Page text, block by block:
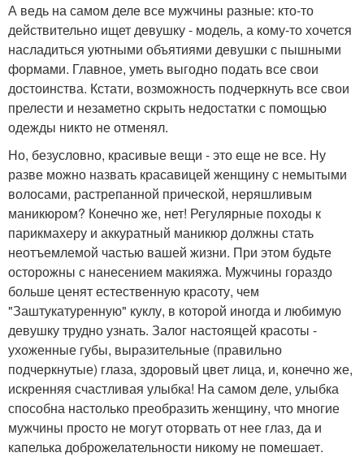
А ведь на самом деле все мужчины разные: кто-то
действительно ищет девушку - модель, а кому-то хочется
насладиться уютными объятиями девушки с пышными
формами. Главное, уметь выгодно подать все свои
достоинства. Кстати, возможность подчеркнуть все свои
прелести и незаметно скрыть недостатки с помощью
одежды никто не отменял.
Но, безусловно, красивые вещи - это еще не все. Ну
разве можно назвать красавицей женщину с немытыми
волосами, растрепанной прической, неряшливым
маникюром? Конечно же, нет! Регулярные походы к
парикмахеру и аккуратный маникюр должны стать
неотъемлемой частью вашей жизни. При этом будьте
осторожны с нанесением макияжа. Мужчины гораздо
больше ценят естественную красоту, чем
"Заштукатуренную" куклу, в которой иногда и любимую
девушку трудно узнать. Залог настоящей красоты -
ухоженные губы, выразительные (правильно
подчеркнутые) глаза, здоровый цвет лица, и, конечно же,
искренняя счастливая улыбка! На самом деле, улыбка
способна настолько преобразить женщину, что многие
мужчины просто не могут оторвать от нее глаз, да и
капелька доброжелательности никому не помешает.